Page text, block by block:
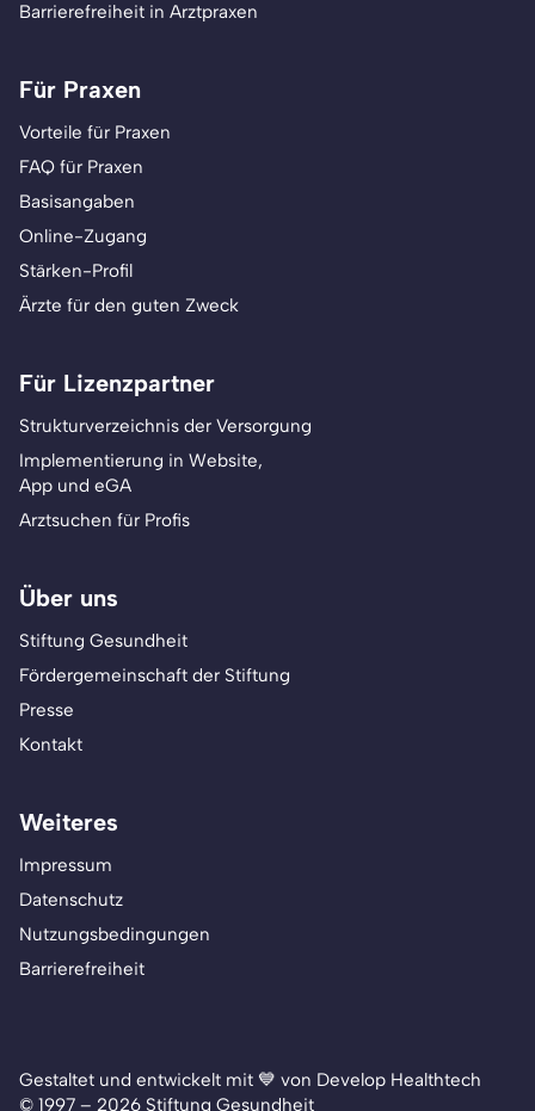
Barrierefreiheit in Arztpraxen
Für Praxen
Vorteile für Praxen
FAQ für Praxen
Basisangaben
Online-Zugang
Stärken-Profil
Ärzte für den guten Zweck
Für Lizenzpartner
Strukturverzeichnis der Versorgung
Implementierung in Website,
App und eGA
Arztsuchen für Profis
Über uns
Stiftung Gesundheit
Fördergemeinschaft der Stiftung
Presse
Kontakt
Weiteres
Impressum
Datenschutz
Nutzungsbedingungen
Barrierefreiheit
Gestaltet und entwickelt mit 💙 von Develop Healthtech
© 1997 – 2026 Stiftung Gesundheit